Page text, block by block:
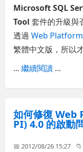
Microsoft SQL
Tool 套件的升級與
透過Web
繁體中文版，所以
...繼續閱讀 ...
如何修復
PI) 4.0 的啟動
📅 2012/08/26 15:27